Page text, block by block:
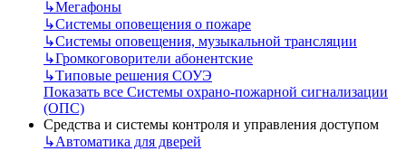
↳Мегафоны
↳Системы оповещения о пожаре
↳Системы оповещения, музыкальной трансляции
↳Громкоговорители абонентские
↳Типовые решения СОУЭ
Показать все Системы охрано-пожарной сигнализации
(ОПС)
Средства и системы контроля и управления доступом
↳Автоматика для дверей